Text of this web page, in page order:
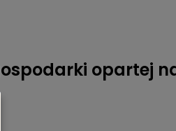
opartej